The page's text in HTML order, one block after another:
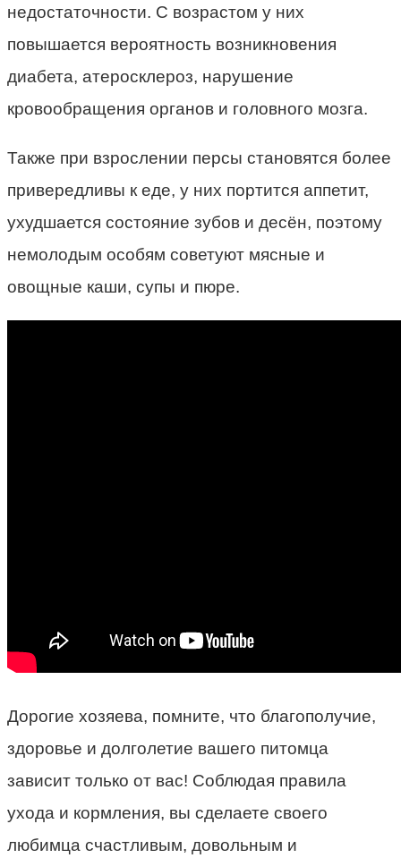
недостаточности. С возрастом у них
повышается вероятность возникновения
диабета, атеросклероз, нарушение
кровообращения органов и головного мозга.
Также при взрослении персы становятся более
привередливы к еде, у них портится аппетит,
ухудшается состояние зубов и десён, поэтому
немолодым особям советуют мясные и
овощные каши, супы и пюре.
Дорогие хозяева, помните, что благополучие,
здоровье и долголетие вашего питомца
зависит только от вас! Соблюдая правила
ухода и кормления, вы сделаете своего
любимца счастливым, довольным и